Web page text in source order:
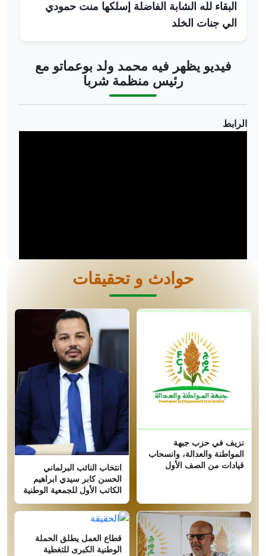
البقاء لله الشابة الفاضلة إسلكها منت حمودي
الي جنات الخلد
فيديو يظهر فيه محمد ولد بوعماتو مع
رئيس منظمة شربا
الرابط
حوادث و تحقيقات
نزيف في حزب جبهة
المواطنة والعدالة، وانسحاب
قيادات من الصف الأول
انتخاب النائب البرلماني
الحسن كابر سيدي ابراهيم
الكاتب الأول للجمعية الوطنية
قطاع العمل يطلق الحملة
الوطنية الكبرى للتغطية